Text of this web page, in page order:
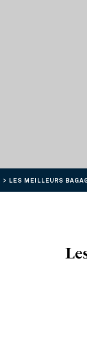
LES MEILLEURS